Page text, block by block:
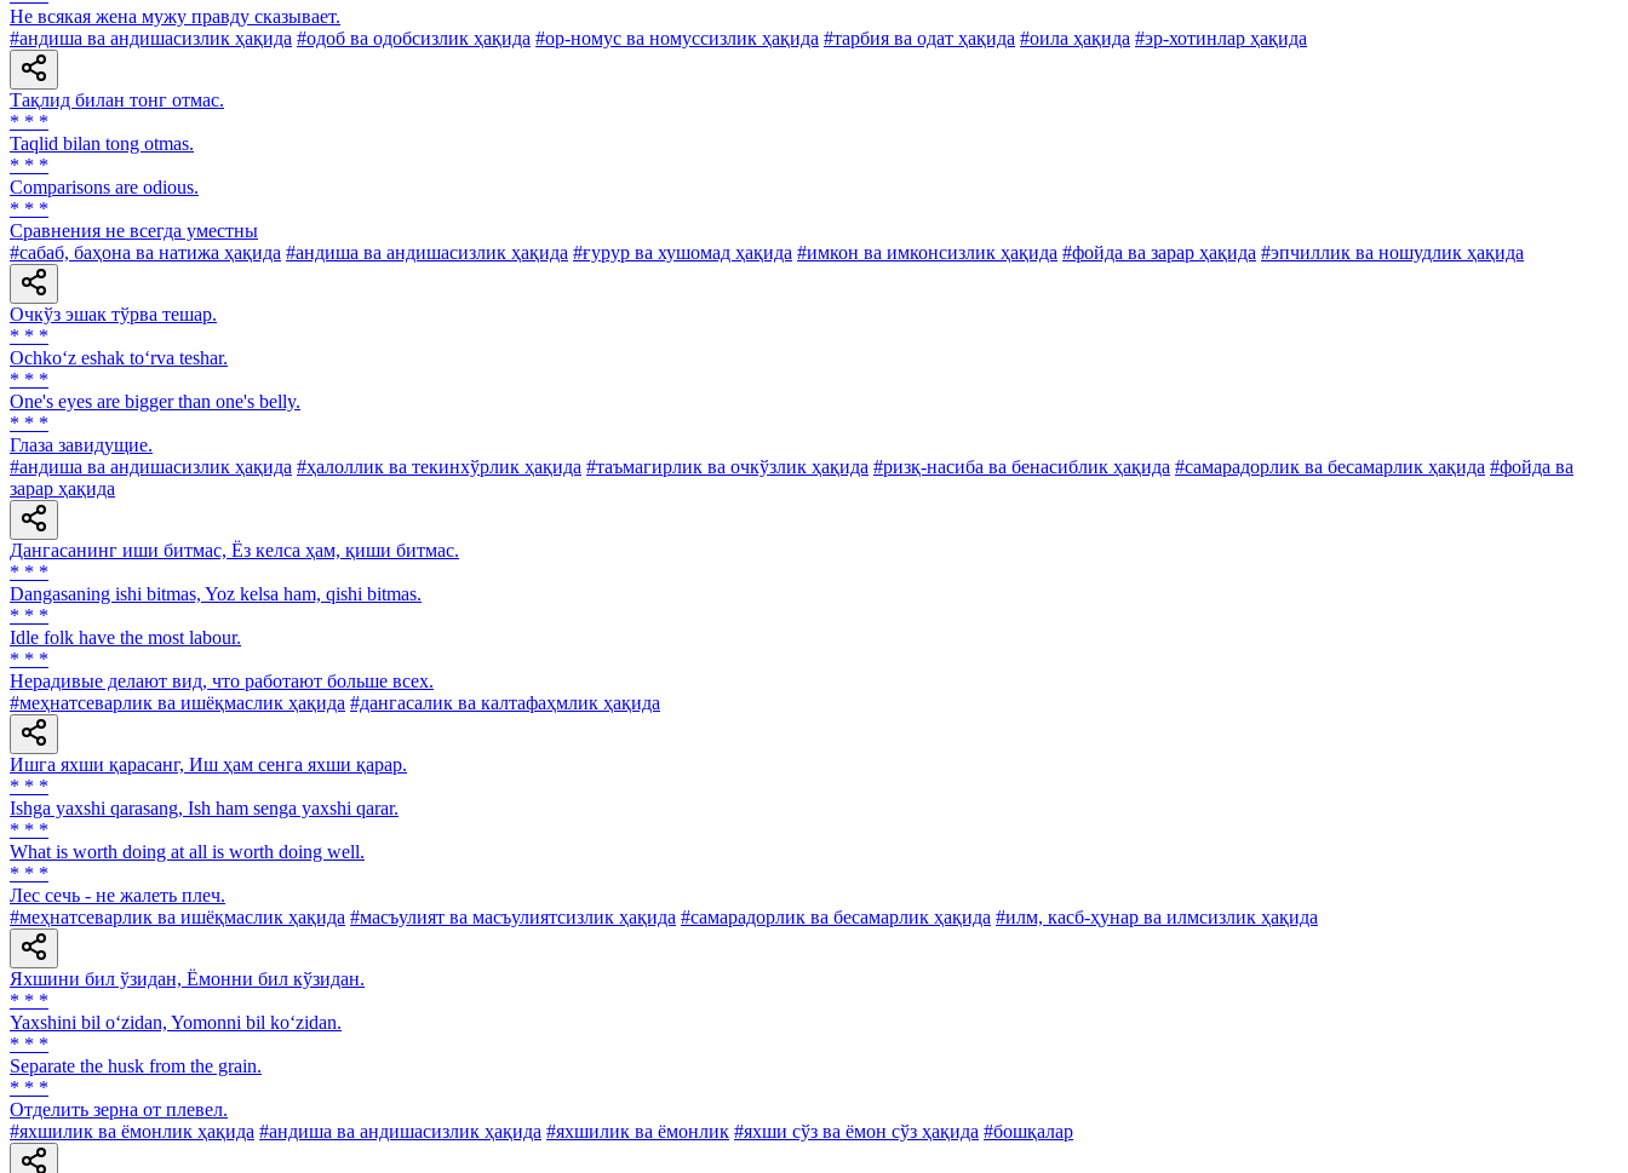
He всякая жена мужу правду сказывает.
#андиша ва андишасизлик ҳақида #одоб ва одобсизлик ҳақида #ор-номус ва номуссизлик ҳақида #тарбия ва одат ҳақида #оила ҳақида #эр-хотинлар ҳақида
Тақлид билан тонг отмас.
* * *
Taqlid bilan tong otmas.
* * *
Comparisons are odious.
* * *
Сравнения не всегда уместны
#сабаб, баҳона ва натижа ҳақида #андиша ва андишасизлик ҳақида #ғурур ва хушомад ҳақида #имкон ва имконсизлик ҳақида #фойда ва зарар ҳақида #эпчиллик ва ношудлик ҳақида
Очкўз эшак тўрва тешар.
* * *
Ochko‘z eshak to‘rva teshar.
* * *
One's eyes are bigger than one's belly.
* * *
Глаза завидущие.
#андиша ва андишасизлик ҳақида #ҳалоллик ва текинхўрлик ҳақида #таъмагирлик ва очкўзлик ҳақида #ризқ-насиба ва бенасиблик ҳақида #самарадорлик ва бесамарлик ҳақида #фойда ва
зарар ҳақида
Дангасанинг иши битмас, Ёз келса ҳам, қиши битмас.
* * *
Dangasaning ishi bitmas, Yoz kelsa ham, qishi bitmas.
* * *
Idle folk have the most labour.
* * *
Нерадивые делают вид, что работают больше всех.
#меҳнатсеварлик ва ишёқмаслик ҳақида #дангасалик ва калтафаҳмлик ҳақида
Ишга яхши қарасанг, Иш ҳам сенга яхши қарар.
* * *
Ishga yaxshi qarasang, Ish ham senga yaxshi qarar.
* * *
What is worth doing at all is worth doing well.
* * *
Лес сечь - не жалеть плеч.
#меҳнатсеварлик ва ишёқмаслик ҳақида #масъулият ва масъулиятсизлик ҳақида #самарадорлик ва бесамарлик ҳақида #илм, касб-ҳунар ва илмсизлик ҳақида
Яхшини бил ўзидан, Ёмонни бил кўзидан.
* * *
Yaxshini bil o‘zidan, Yomonni bil ko‘zidan.
* * *
Separate the husk from the grain.
* * *
Отделить зерна от плевел.
#яхшилик ва ёмонлик ҳақида #андиша ва андишасизлик ҳақида #яхшилик ва ёмонлик #яхши сўз ва ёмон сўз ҳақида #бошқалар